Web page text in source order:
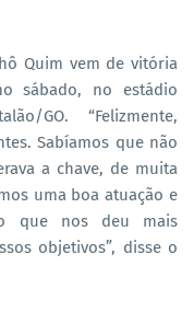
Quim vem de vitória
sábado, no estádio
GO. “Felizmente,
Sabíamos que não
a chave, de muita
uma boa atuação e
que nos deu mais
objetivos”, disse o